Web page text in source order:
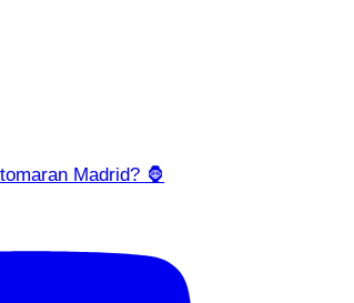
Madrid? 🦍